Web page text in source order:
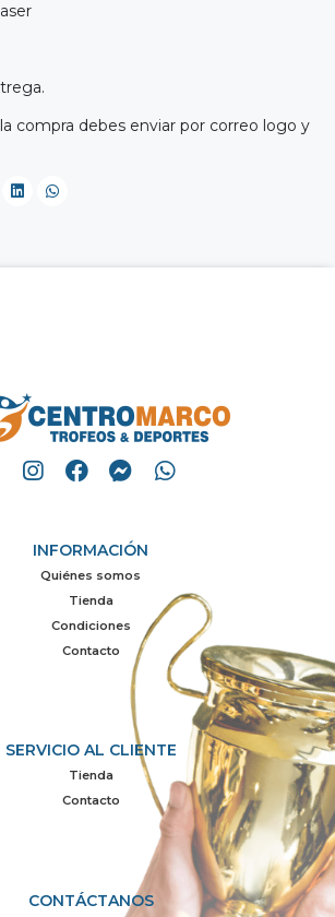
compra debes enviar por correo logo y
INFORMACIÓN
Quiénes somos
Tienda
Condiciones
Contacto
SERVICIO AL CLIENTE
Tienda
Contacto
CONTÁCTANOS